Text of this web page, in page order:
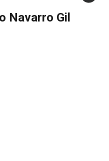
Navarro Gil